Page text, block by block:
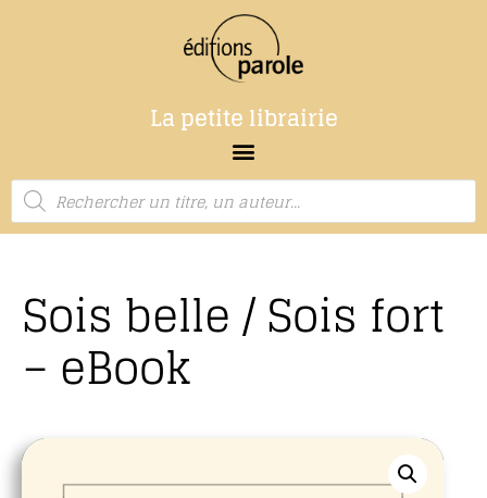
La petite librairie
Sois belle / Sois fort
– eBook